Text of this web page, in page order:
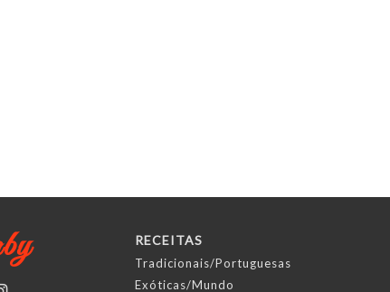
RECEITAS
Tradicionais/Portuguesas
Exóticas/Mundo